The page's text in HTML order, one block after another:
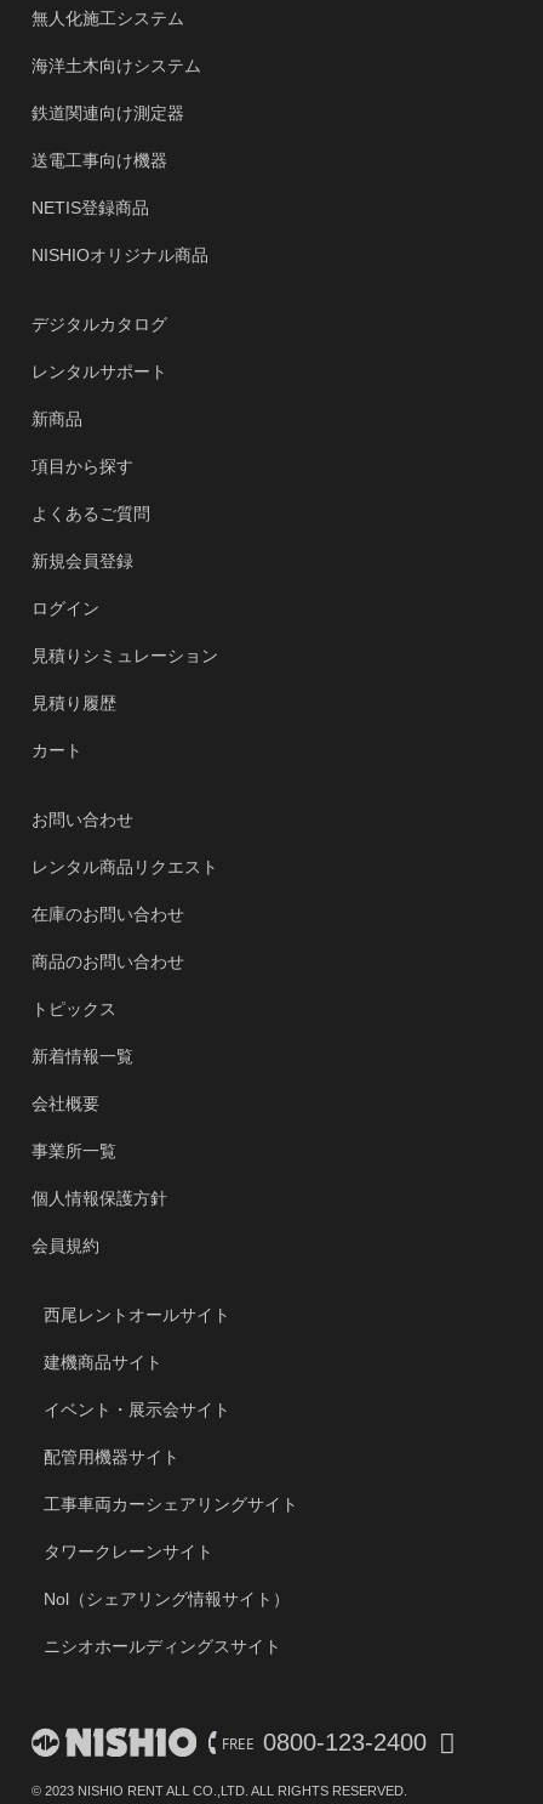
無人化施工システム
海洋土木向けシステム
鉄道関連向け測定器
送電工事向け機器
NETIS登録商品
NISHIOオリジナル商品
デジタルカタログ
レンタルサポート
新商品
項目から探す
よくあるご質問
新規会員登録
ログイン
見積りシミュレーション
見積り履歴
カート
お問い合わせ
レンタル商品リクエスト
在庫のお問い合わせ
商品のお問い合わせ
トピックス
新着情報一覧
会社概要
事業所一覧
個人情報保護方針
会員規約
西尾レントオールサイト
建機商品サイト
イベント・展示会サイト
配管用機器サイト
工事車両カーシェアリングサイト
タワークレーンサイト
Nol（シェアリング情報サイト）
ニシオホールディングスサイト
0800-123-2400
© 2023 NISHIO RENT ALL CO.,LTD. ALL RIGHTS RESERVED.